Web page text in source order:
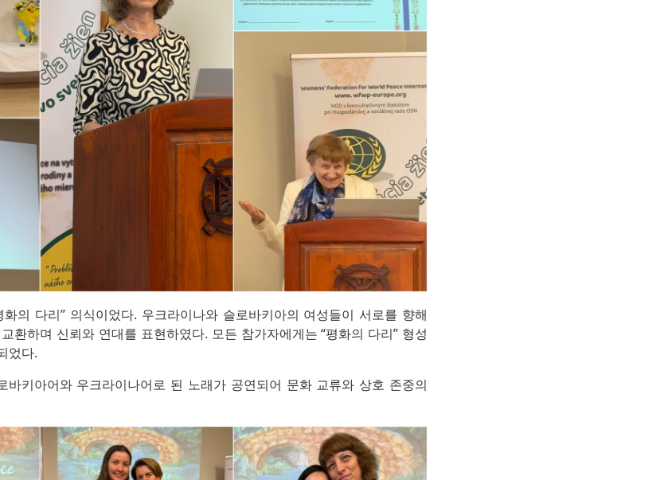
의 다리” 의식이었다. 우크라이나와 슬로바키아의 여성들이 서로를 향해
환하며 신뢰와 연대를 표현하였다. 모든 참가자에게는 “평화의 다리” 형성
었다.
바키아어와 우크라이나어로 된 노래가 공연되어 문화 교류와 상호 존중의